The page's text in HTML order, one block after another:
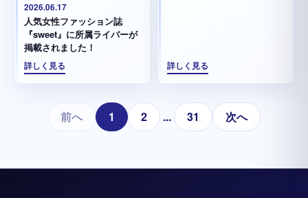
2026.06.17
人気女性ファッション誌
『sweet』に所属ライバーが
掲載されました！
詳しく見る 詳しく見る
前へ 1 2 ... 31 次へ